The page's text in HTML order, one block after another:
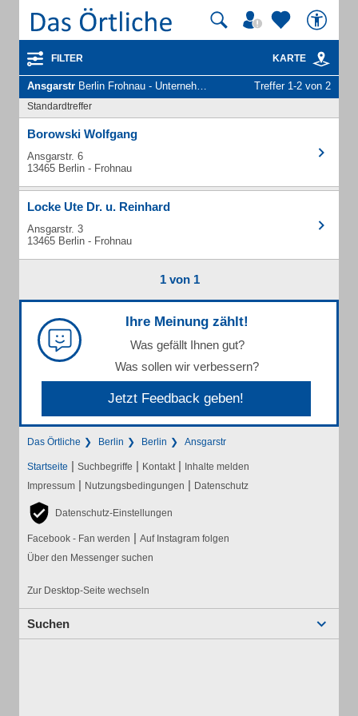
FILTER KARTE
Ansgarstr Berlin Frohnau - Unternehmen und Personen Treffer 1-2 von 2
Standardtreffer
Borowski Wolfgang
Ansgarstr. 6
13465 Berlin - Frohnau
Locke Ute Dr. u. Reinhard
Ansgarstr. 3
13465 Berlin - Frohnau
1 von 1
Ihre Meinung zählt!
Was gefällt Ihnen gut?
Was sollen wir verbessern?
Jetzt Feedback geben!
Das Örtliche Berlin Berlin Ansgarstr
Startseite | Suchbegriffe | Kontakt | Inhalte melden
Impressum | Nutzungsbedingungen | Datenschutz
Datenschutz-Einstellungen
Facebook - Fan werden | Auf Instagram folgen
Über den Messenger suchen
Zur Desktop-Seite wechseln
Suchen